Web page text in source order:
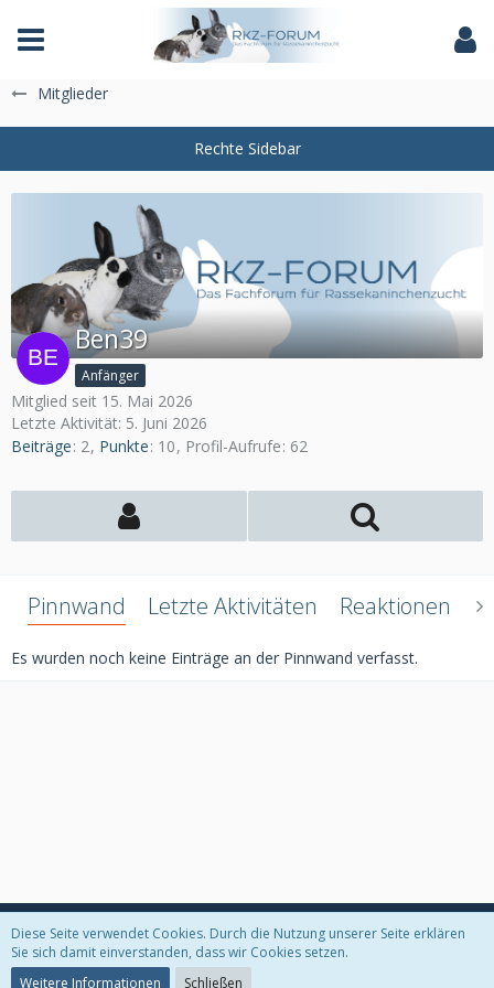
Das Fachforum der Rassekaninchenzucht
Mitglieder
Ben39
Anfänger
Mitglied seit 15. Mai 2026
Letzte Aktivität: 5. Juni 2026
Beiträge 2 Punkte 10 Profil-Aufrufe 62
Pinnwand Letzte Aktivitäten Reaktionen
Es wurden noch keine Einträge an der Pinnwand verfasst.
Datenschutzerklärung Kontakt Impressum
Diese Seite verwendet Cookies. Durch die Nutzung unserer Seite erklären
Sie sich damit einverstanden, dass wir Cookies setzen.
Weitere Informationen
Schließen